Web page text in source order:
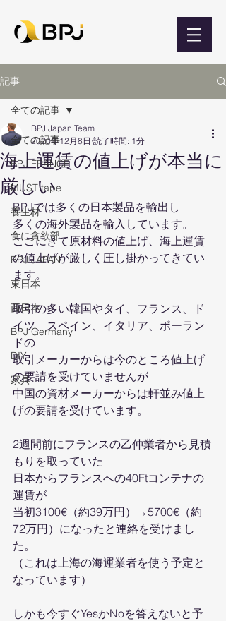
記事
全ての記事
BPJ FRANCE
MUST tape
養生材
食に貪欲部
BPJ JAPAN
東日本
西日本
BPJ Germany
DIY
家具
全ての記事
海上運賃の値上げが本当に
厳しい
BPJ Japan Team
2020年12月8日 読了時間: 1分
BPJでは多くの日本製品を輸出し
多くの海外製品を輸入しています。
ここにきて原材料の値上げ、海上運賃
の値上げが厳しく圧し掛かってきてい
ます。
取引の多い韓国やタイ、フランス、ド
イツ、スペイン、イタリア、ポーラン
ドの
取引メーカーからは今のところ値上げ
の要請を受けていませんが
中国の資材メーカーからは軒並み値上
げの要請を受けています。
2週間前にフランスの乙仲業者から見積
もりを取っていた
日本からフランスへの40Ftコンテナの
運賃が
当初3100€（約39万円）→5700€（約
72万円）になったと連絡を受けまし
た。
（これは上海の海運業者を使う予定と
なっています）
しかも今すぐYesかNoを答えないと予